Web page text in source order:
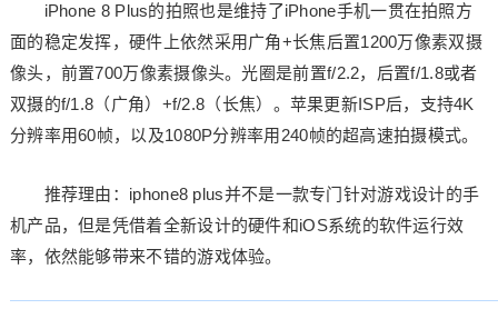
iPhone 8 Plus的拍照也是维持了iPhone手机一贯在拍照方
面的稳定发挥，硬件上依然采用广角+长焦后置1200万像素双摄
像头，前置700万像素摄像头。光圈是前置f/2.2，后置f/1.8或者
双摄的f/1.8（广角）+f/2.8（长焦）。苹果更新ISP后，支持4K
分辨率用60帧，以及1080P分辨率用240帧的超高速拍摄模式。
推荐理由：iphone8 plus并不是一款专门针对游戏设计的手
机产品，但是凭借着全新设计的硬件和iOS系统的软件运行效
率，依然能够带来不错的游戏体验。